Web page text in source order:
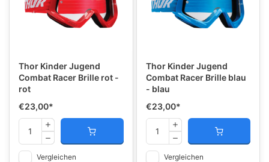
Thor Kinder Jugend
Combat Racer Brille rot -
rot
€23,00*
Vergleichen
Thor Kinder Jugend
Combat Racer Brille blau
- blau
€23,00*
Vergleichen